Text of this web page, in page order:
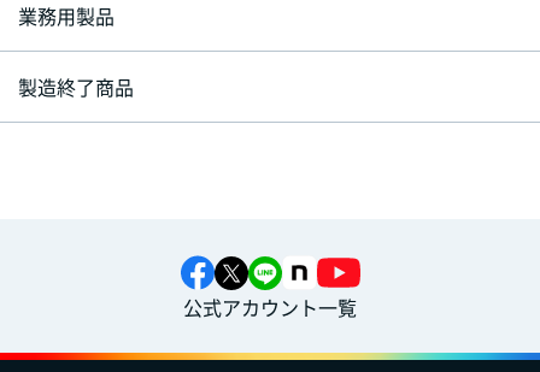
業務用製品
製造終了商品
公式アカウント一覧